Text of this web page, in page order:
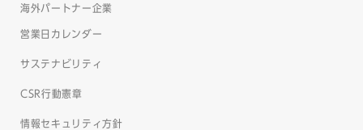
海外パートナー企業
営業日カレンダー
サステナビリティ
CSR行動憲章
情報セキュリティ方針